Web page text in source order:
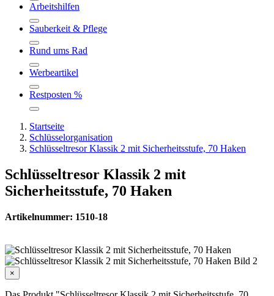
Arbeitshilfen
Sauberkeit & Pflege
Rund ums Rad
Werbeartikel
Restposten %
Startseite
Schlüsselorganisation
Schlüsseltresor Klassik 2 mit Sicherheitsstufe, 70 Haken
Schlüsseltresor Klassik 2 mit
Sicherheitsstufe, 70 Haken
Artikelnummer: 1510-18
×